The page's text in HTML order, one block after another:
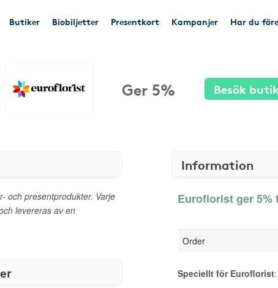
Butiker Biobiljetter Presentkort Kampanjer Har du
Ger 5% Besök
och presentprodukter. Varje
levereras av en
Information
Euroflorist ger 5%
Order
Speciellt för Euroflorist: